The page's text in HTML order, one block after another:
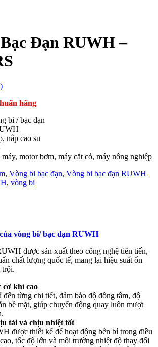
Đạn RUWH –
hãng
bi / bạc đạn
nắp cao su
motor bơm, máy cắt cỏ, máy nông nghiệp
, Vòng bi bạc đạn, Vòng bi bạc đạn RUWH
, vòng bi
vòng bi/ bạc đạn RUWH
được sản xuất theo công nghệ tiên tiến,
chất lượng quốc tế, mang lại hiệu suất ổn
trội.
cơ khí cao
đến từng chi tiết, đảm bảo độ đồng tâm, độ
bề mặt, giúp chuyển động quay luôn mượt
tải và chịu nhiệt tốt
được thiết kế để hoạt động bền bỉ trong điều
tốc độ lớn và môi trường nhiệt độ thay đổi